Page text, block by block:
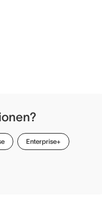
Enterprise+